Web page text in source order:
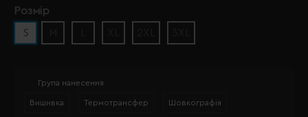
Розмір
S
Група нанесення
Вишивка Термотрансфер Шовкографія